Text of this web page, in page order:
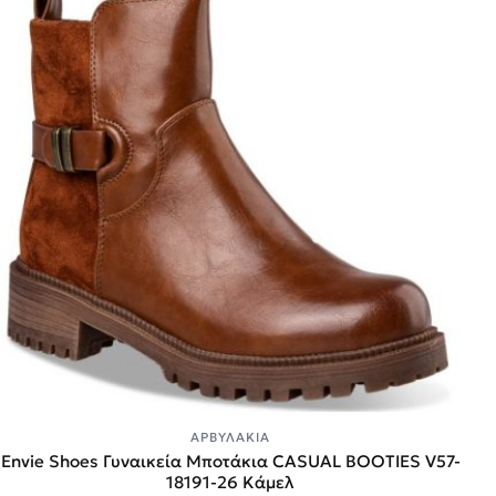
ΑΡΒΥΛΆΚΙΑ
Envie Shoes Γυναικεία Μποτάκια CASUAL BOOTIES V57-
18191-26 Κάμελ